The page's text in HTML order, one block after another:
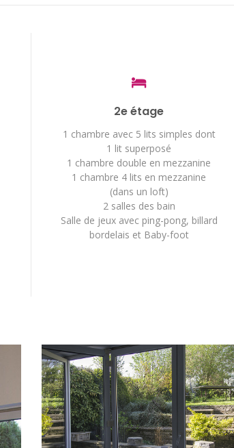
2e étage
1 chambre avec 5 lits simples dont
1 lit superposé
1 chambre double en mezzanine
1 chambre 4 lits en mezzanine
(dans un loft)
2 salles des bain
Salle de jeux avec ping-pong, billard
bordelais et Baby-foot